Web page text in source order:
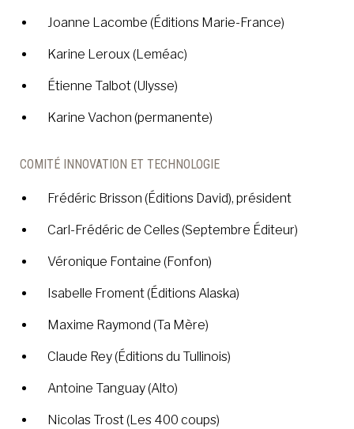
Joanne Lacombe (Éditions Marie-France)
Karine Leroux (Leméac)
Étienne Talbot (Ulysse)
Karine Vachon (permanente)
COMITÉ INNOVATION ET TECHNOLOGIE
Frédéric Brisson (Éditions David), président
Carl-Frédéric de Celles (Septembre Éditeur)
Véronique Fontaine (Fonfon)
Isabelle Froment (Éditions Alaska)
Maxime Raymond (Ta Mère)
Claude Rey (Éditions du Tullinois)
Antoine Tanguay (Alto)
Nicolas Trost (Les 400 coups)